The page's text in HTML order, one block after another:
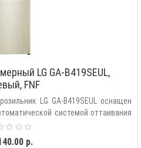
LG GA-B419SEUL,
FNF
LG GA-B419SEUL оснащен
системой оттаивания
р.